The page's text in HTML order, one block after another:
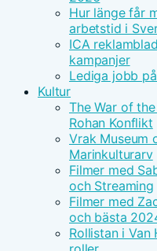
Hur länge får
arbetstid i
ICA
kampanjer
Lediga jobb
Kultur
The War of
Rohan Konflikt
Vrak Museum
Marinkulturarv
Filmer med
och Streaming
Filmer med
och bästa
Rollistan i Van